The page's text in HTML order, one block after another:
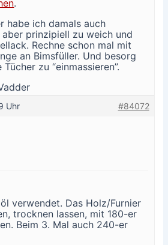
.
habe ich damals auch
prinzipiell zu weich und
Rechne schon mal mit
an Bimsfüller. Und besorg
zu “einmassieren”.
Uhr #84072
verwendet. Das Holz/Furnier
trocknen lassen, mit 180-er
Beim 3. Mal auch 240-er